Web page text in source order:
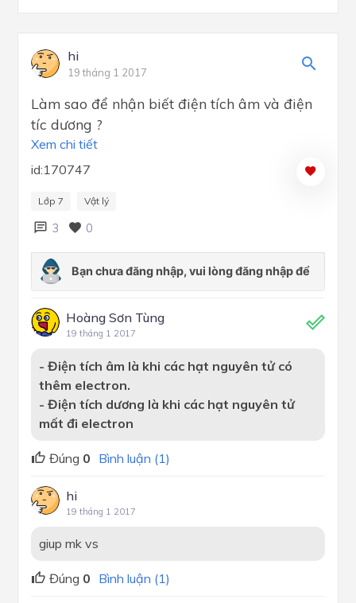
hi
19 tháng 1 2017
Làm sao để nhận biết điện tích âm và điện
tíc dương ?
Xem chi tiết
id:170747
Lớp 7 Vật lý
3 0
Hoàng Sơn Tùng
19 tháng 1 2017
- Điện tích âm là khi các hạt nguyên tử có
thêm electron.
- Điện tích dương là khi các hạt nguyên tử
mất đi electron
Đúng 0 Bình luận (1)
hi
19 tháng 1 2017
giup mk vs
Đúng 0 Bình luận (1)